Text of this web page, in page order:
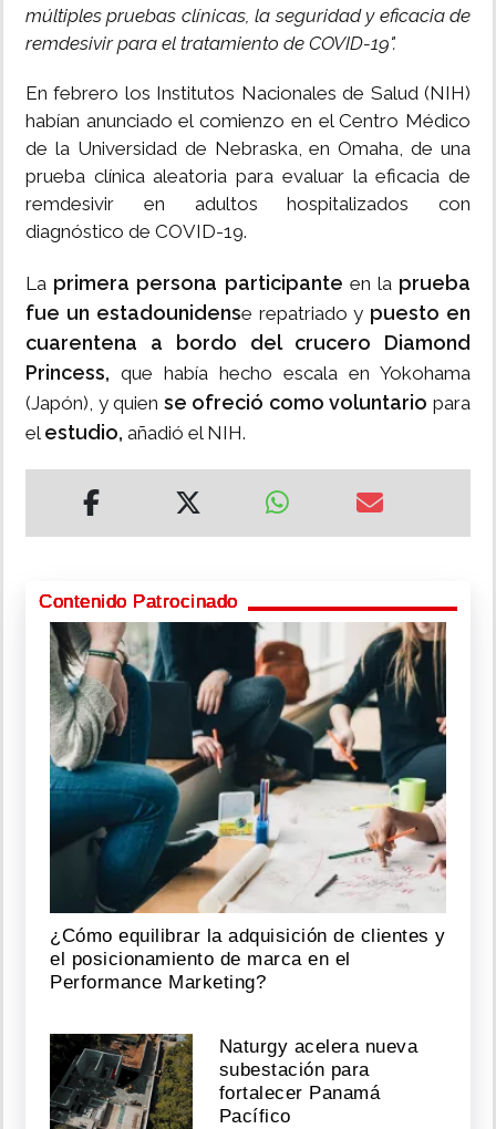
múltiples pruebas clínicas, la seguridad y eficacia de
remdesivir para el tratamiento de COVID-19".
En febrero los Institutos Nacionales de Salud (NIH)
habían anunciado el comienzo en el Centro Médico
de la Universidad de Nebraska, en Omaha, de una
prueba clínica aleatoria para evaluar la eficacia de
remdesivir en adultos hospitalizados con
diagnóstico de COVID-19.
La primera persona participante en la prueba
fue un estadounidense repatriado y puesto en
cuarentena a bordo del crucero Diamond
Princess, que había hecho escala en Yokohama
(Japón), y quien se ofreció como voluntario para
el estudio, añadió el NIH.
Contenido Patrocinado
¿Cómo equilibrar la adquisición de clientes y
el posicionamiento de marca en el
Performance Marketing?
Naturgy acelera nueva
subestación para
fortalecer Panamá
Pacífico